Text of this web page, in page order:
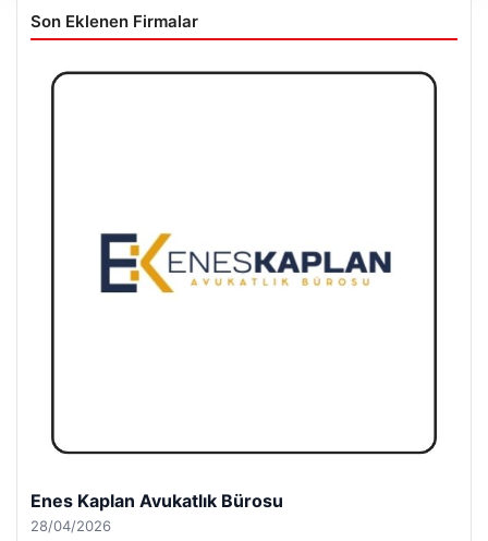
Son Eklenen Firmalar
Enes Kaplan Avukatlık Bürosu
28/04/2026